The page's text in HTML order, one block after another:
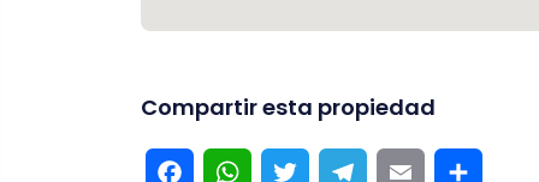
Compartir esta propiedad
FacebookWhatsAppTwitter TelegramEmail